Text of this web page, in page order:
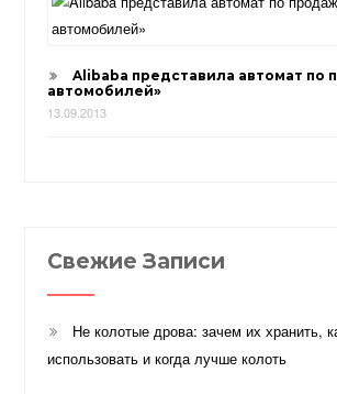
Alibaba представила автомат по
автомобилей»
13.09.2013
Свежие Записи
Не колотые дрова: зачем их хранить,
использовать и когда лучше колоть